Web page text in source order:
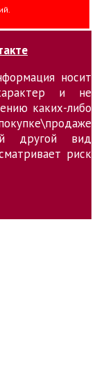
носит
и не
каких-либо
другой вид
риск